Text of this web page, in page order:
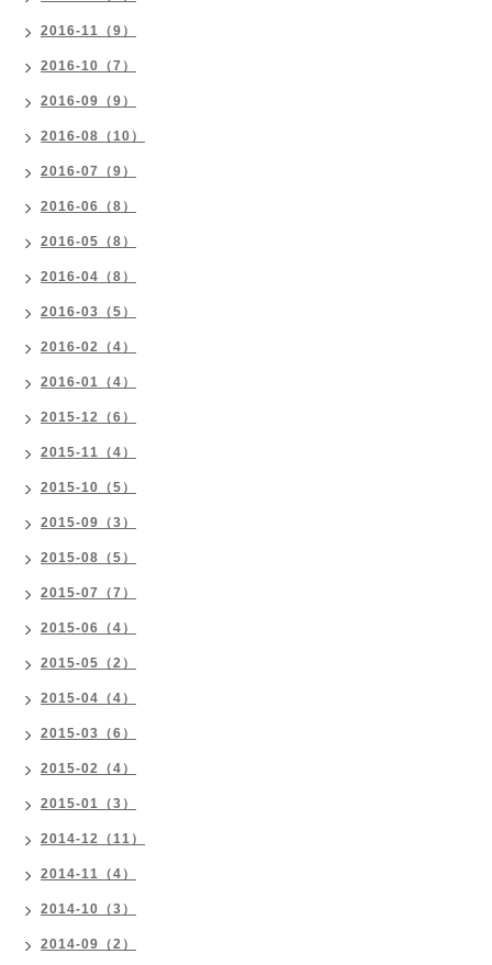
2016-11（9）
2016-10（7）
2016-09（9）
2016-08（10）
2016-07（9）
2016-06（8）
2016-05（8）
2016-04（8）
2016-03（5）
2016-02（4）
2016-01（4）
2015-12（6）
2015-11（4）
2015-10（5）
2015-09（3）
2015-08（5）
2015-07（7）
2015-06（4）
2015-05（2）
2015-04（4）
2015-03（6）
2015-02（4）
2015-01（3）
2014-12（11）
2014-11（4）
2014-10（3）
2014-09（2）